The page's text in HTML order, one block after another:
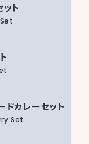
ット
ドカレーセット
Set